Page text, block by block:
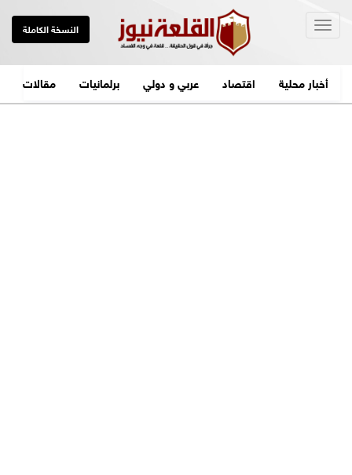
النسخة الكاملة
أخبار محلية اقتصاد عربي و دولي برلمانيات مقالات